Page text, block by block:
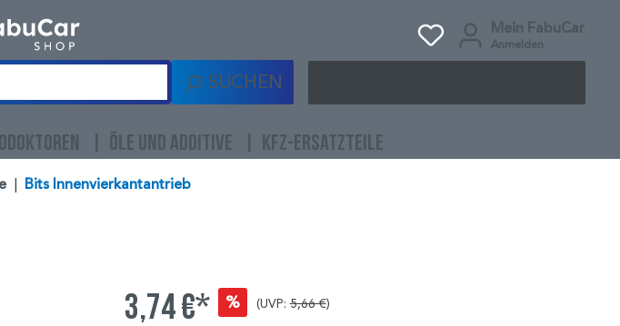
Mein FabuCar
Anmelden
SUCHEN
ÖLE UND ADDITIVE KFZ-ERSATZTEILE
Bits Innenvierkantantrieb
3,74 €* % (UVP:5,66 €)